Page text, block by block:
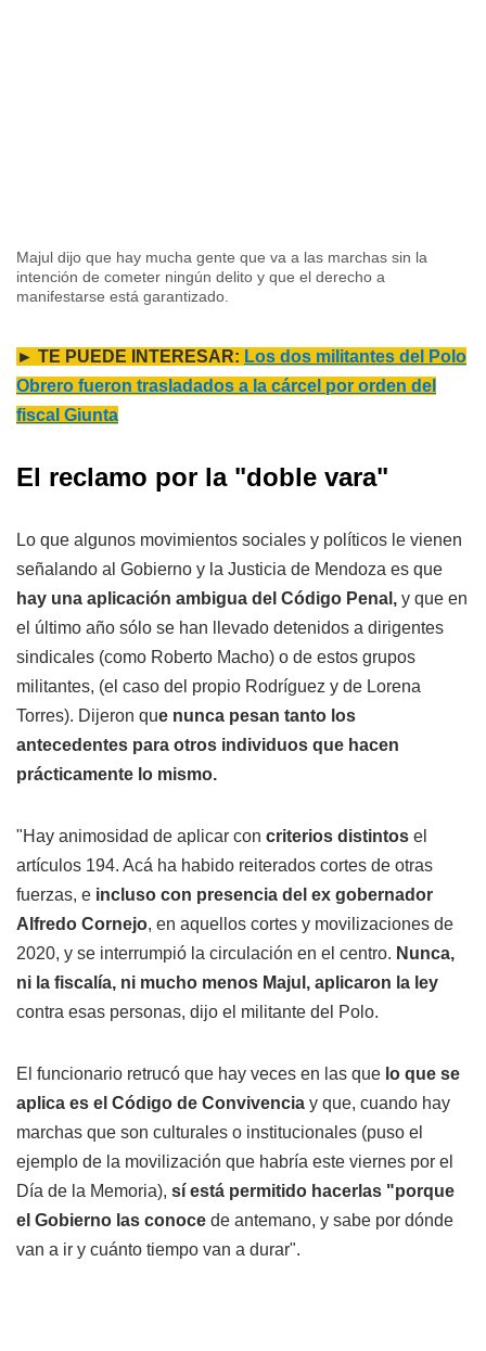
Majul dijo que hay mucha gente que va a las marchas sin la
intención de cometer ningún delito y que el derecho a
manifestarse está garantizado.
► TE PUEDE INTERESAR: Los dos militantes del Polo
Obrero fueron trasladados a la cárcel por orden del
fiscal Giunta
El reclamo por la "doble vara"
Lo que algunos movimientos sociales y políticos le vienen
señalando al Gobierno y la Justicia de Mendoza es que
hay una aplicación ambigua del Código Penal, y que en
el último año sólo se han llevado detenidos a dirigentes
sindicales (como Roberto Macho) o de estos grupos
militantes, (el caso del propio Rodríguez y de Lorena
Torres). Dijeron que nunca pesan tanto los
antecedentes para otros individuos que hacen
prácticamente lo mismo.
"Hay animosidad de aplicar con criterios distintos el
artículos 194. Acá ha habido reiterados cortes de otras
fuerzas, e incluso con presencia del ex gobernador
Alfredo Cornejo, en aquellos cortes y movilizaciones de
2020, y se interrumpió la circulación en el centro. Nunca,
ni la fiscalía, ni mucho menos Majul, aplicaron la ley
contra esas personas, dijo el militante del Polo.
El funcionario retrucó que hay veces en las que lo que se
aplica es el Código de Convivencia y que, cuando hay
marchas que son culturales o institucionales (puso el
ejemplo de la movilización que habría este viernes por el
Día de la Memoria), sí está permitido hacerlas "porque
el Gobierno las conoce de antemano, y sabe por dónde
van a ir y cuánto tiempo van a durar".